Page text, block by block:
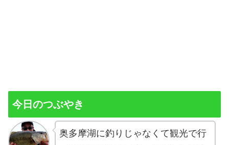
今日のつぶやき
奥多摩湖に釣りじゃなくて観光で行